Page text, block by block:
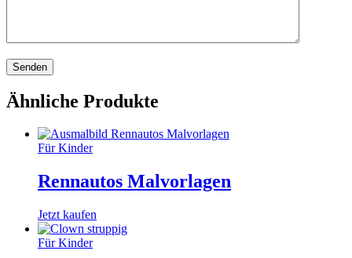
Ähnliche Produkte
Für Kinder
Rennautos Malvorlagen
Jetzt kaufen
Für Kinder